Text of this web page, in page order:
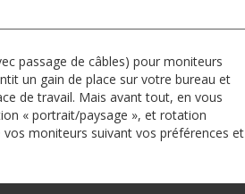
passage de câbles) pour moniteurs
un gain de place sur votre bureau et
de travail. Mais avant tout, en vous
« portrait/paysage », et rotation
moniteurs suivant vos préférences et